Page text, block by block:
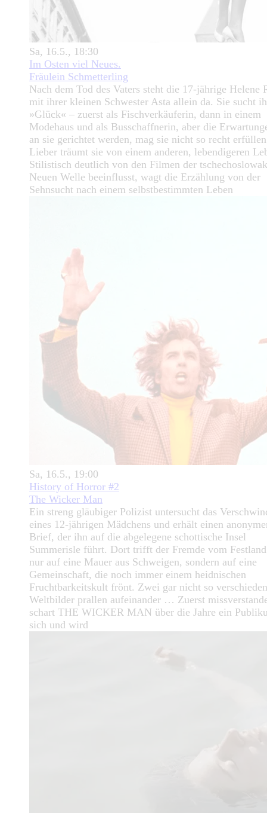
Sa, 16.5., 18:30
Im Osten viel Neues.
Fräulein Schmetterling
Nach dem Tod des Vaters steht die 17-jährige Helene
mit ihrer kleinen Schwester Asta allein da. Sie sucht
»Glück« – zuerst als Fischverkäuferin, dann in einem
Modehaus und als Busschaffnerin, aber die
an sie gerichtet werden, mag sie nicht so recht
Lieber träumt sie von einem anderen, lebendigeren
Stilistisch deutlich von den Filmen der
Neuen Welle beeinflusst, wagt die Erzählung von der
Sehnsucht nach einem selbstbestimmten Leben
Sa, 16.5., 19:00
History of Horror #2
The Wicker Man
Ein streng gläubiger Polizist untersucht das
eines 12-jährigen Mädchens und erhält einen
Brief, der ihn auf die abgelegene schottische Insel
Summerisle führt. Dort trifft der Fremde vom
nur auf eine Mauer aus Schweigen, sondern auf eine
Gemeinschaft, die noch immer einem heidnischen
Fruchtbarkeitskult frönt. Zwei gar nicht so
Weltbilder prallen aufeinander … Zuerst
schart THE WICKER MAN über die Jahre ein
sich und wird